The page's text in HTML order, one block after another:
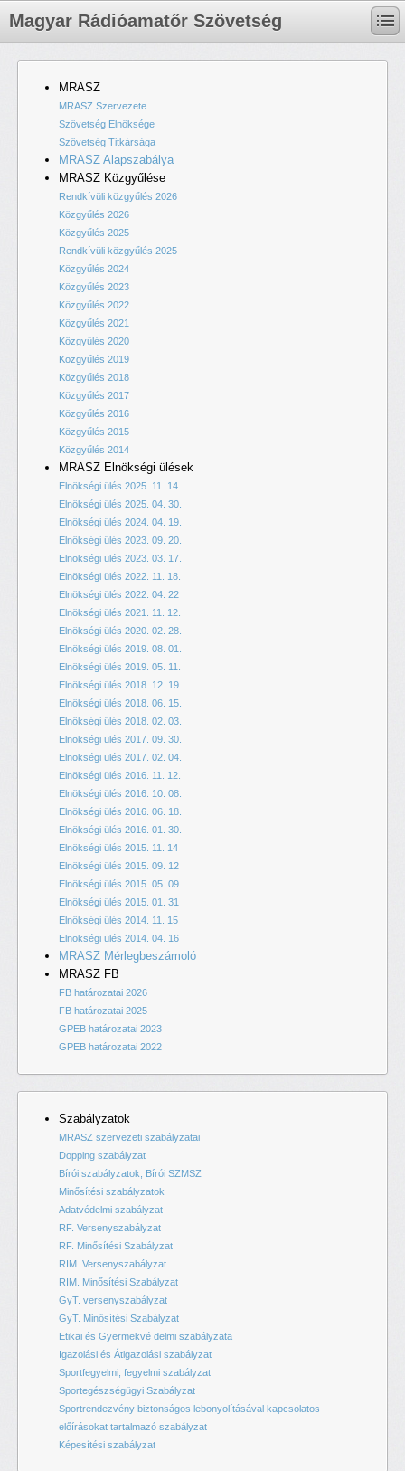
Magyar Rádióamatőr Szövetség
MRASZ
MRASZ Szervezete
Szövetség Elnöksége
Szövetség Titkársága
MRASZ Alapszabálya
MRASZ Közgyűlése
Rendkívüli közgyűlés 2026
Közgyűlés 2026
Közgyűlés 2025
Rendkívüli közgyűlés 2025
Közgyűlés 2024
Közgyűlés 2023
Közgyűlés 2022
Közgyűlés 2021
Közgyűlés 2020
Közgyűlés 2019
Közgyűlés 2018
Közgyűlés 2017
Közgyűlés 2016
Közgyűlés 2015
Közgyűlés 2014
MRASZ Elnökségi ülések
Elnökségi ülés 2025. 11. 14.
Elnökségi ülés 2025. 04. 30.
Elnökségi ülés 2024. 04. 19.
Elnökségi ülés 2023. 09. 20.
Elnökségi ülés 2023. 03. 17.
Elnökségi ülés 2022. 11. 18.
Elnökségi ülés 2022. 04. 22
Elnökségi ülés 2021. 11. 12.
Elnökségi ülés 2020. 02. 28.
Elnökségi ülés 2019. 08. 01.
Elnökségi ülés 2019. 05. 11.
Elnökségi ülés 2018. 12. 19.
Elnökségi ülés 2018. 06. 15.
Elnökségi ülés 2018. 02. 03.
Elnökségi ülés 2017. 09. 30.
Elnökségi ülés 2017. 02. 04.
Elnökségi ülés 2016. 11. 12.
Elnökségi ülés 2016. 10. 08.
Elnökségi ülés 2016. 06. 18.
Elnökségi ülés 2016. 01. 30.
Elnökségi ülés 2015. 11. 14
Elnökségi ülés 2015. 09. 12
Elnökségi ülés 2015. 05. 09
Elnökségi ülés 2015. 01. 31
Elnökségi ülés 2014. 11. 15
Elnökségi ülés 2014. 04. 16
MRASZ Mérlegbeszámoló
MRASZ FB
FB határozatai 2026
FB határozatai 2025
GPEB határozatai 2023
GPEB határozatai 2022
Szabályzatok
MRASZ szervezeti szabályzatai
Dopping szabályzat
Bírói szabályzatok, Bírói SZMSZ
Minősítési szabályzatok
Adatvédelmi szabályzat
RF. Versenyszabályzat
RF. Minősítési Szabályzat
RIM. Versenyszabályzat
RIM. Minősítési Szabályzat
GyT. versenyszabályzat
GyT. Minősítési Szabályzat
Etikai és Gyermekvé delmi szabályzata
Igazolási és Átigazolási szabályzat
Sportfegyelmi, fegyelmi szabályzat
Sportegészségügyi Szabályzat
Sportrendezvény biztonságos lebonyolításával kapcsolatos
előírásokat tartalmazó szabályzat
Képesítési szabályzat